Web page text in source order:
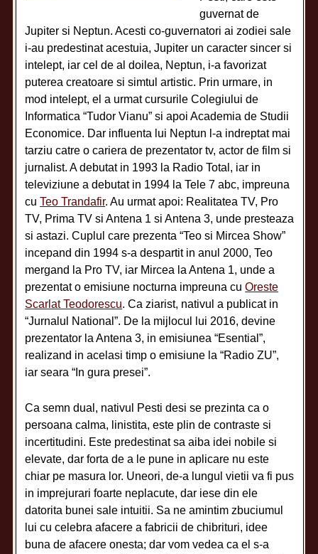
guvernat de
Jupiter si Neptun. Acesti co-guvernatori ai zodiei sale
i-au predestinat acestuia, Jupiter un caracter sincer si
intelept, iar cel de al doilea, Neptun, i-a favorizat
puterea creatoare si simtul artistic. Prin urmare, in
mod intelept, el a urmat cursurile Colegiului de
Informatica “Tudor Vianu” si apoi Academia de Studii
Economice. Dar influenta lui Neptun l-a indreptat mai
tarziu catre o cariera de prezentator tv, actor de film si
jurnalist. A debutat in 1993 la Radio Total, iar in
televiziune a debutat in 1994 la Tele 7 abc, impreuna
cuTeo Trandafir. Au urmat apoi: Realitatea TV, Pro
TV, Prima TV si Antena 1 si Antena 3, unde presteaza
si astazi. Cuplul care prezenta “Teo si Mircea Show”
incepand din 1994 s-a despartit in anul 2000, Teo
mergand la Pro TV, iar Mircea la Antena 1, unde a
prezentat o emisiune nocturna impreuna cuOreste
Scarlat Teodorescu. Ca ziarist, nativul a publicat in
“Jurnalul National”. De la mijlocul lui 2016, devine
prezentator la Antena 3, in emisiunea “Esential”,
realizand in acelasi timp o emisiune la “Radio ZU”,
iar seara “In gura presei”.
Ca semn dual, nativul Pesti desi se prezinta ca o
persoana calma, linistita, este plin de contraste si
incertitudini. Este predestinat sa aiba idei nobile si
elevate, dar forta de a le pune in aplicare nu este
chiar pe masura lor. Uneori, de-a lungul vietii va fi pus
in imprejurari foarte neplacute, dar iese din ele
datorita bunei sale intuitii. Sa ne amintim zbuciumul
lui cu celebra afacere a fabricii de chibrituri, idee
buna de afacere onesta; dar vom vedea ca el s-a